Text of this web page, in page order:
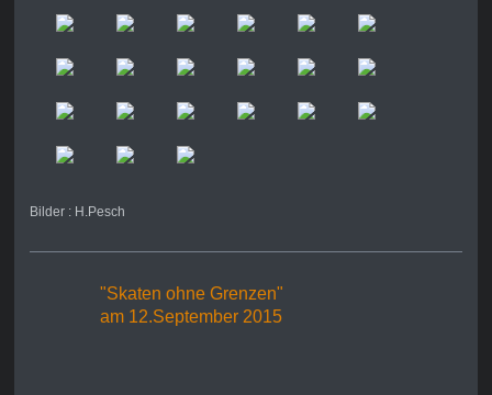
Bilder : H.Pesch
"Skaten ohne Grenzen"
am 12.September 2015